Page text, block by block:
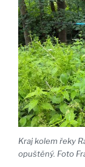
Kraj kolem řeky
opuštěný. Foto